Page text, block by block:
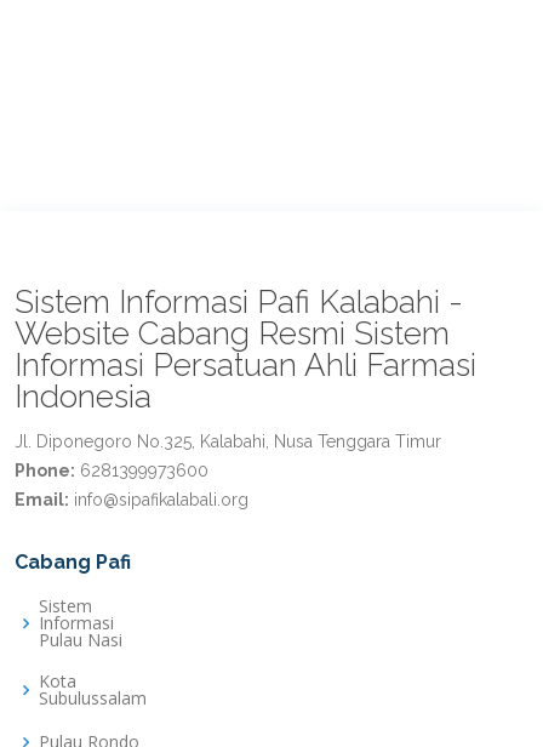
Sistem Informasi Pafi Kalabahi -
Website Cabang Resmi Sistem
Informasi Persatuan Ahli Farmasi
Indonesia
Jl. Diponegoro No.325, Kalabahi, Nusa Tenggara Timur
Phone: 6281399973600
Email: info@sipafikalabali.org
Cabang Pafi
Sistem
Informasi
Pulau Nasi
Kota
Subulussalam
Pulau Rondo